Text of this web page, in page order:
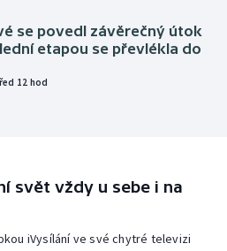
se povedl závěrečný útok
etapou se převlékla do
12 hod
svět vždy u sebe i na
iVysílání ve své chytré televizi